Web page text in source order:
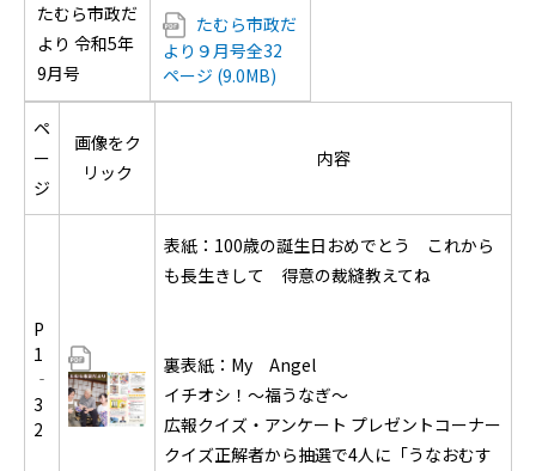
たむら市政だ
より 令和5年
9月号
たむら市政だ
より９月号全32
ページ (9.0MB)
ペ
ー
ジ
画像をク
リック
内容
P
1
‐
3
2
表紙：100歳の誕生日おめでとう これから
も長生きして 得意の裁縫教えてね
裏表紙：My Angel
イチオシ！～福うなぎ～
広報クイズ・アンケート プレゼントコーナー
クイズ正解者から抽選で4人に「うなおむす